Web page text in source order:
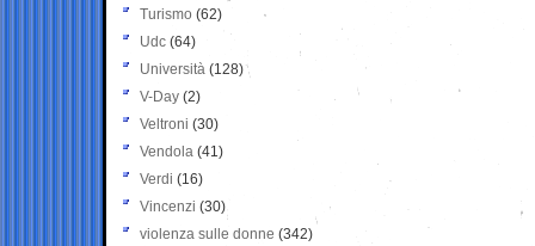
Turismo (62)
Udc (64)
Università (128)
V-Day (2)
Veltroni (30)
Vendola (41)
Verdi (16)
Vincenzi (30)
violenza sulle donne (342)